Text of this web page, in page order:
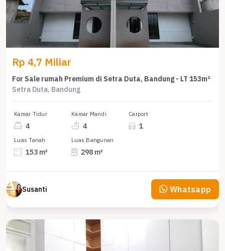
Rp 4,7 Miliar
For Sale rumah Premium di Setra Duta, Bandung - LT 153m²
Setra Duta, Bandung
Kamar Tidur
4
Kamar Mandi
4
Carport
1
Luas Tanah
153 m²
Luas Bangunan
298 m²
Susanti Whatsapp